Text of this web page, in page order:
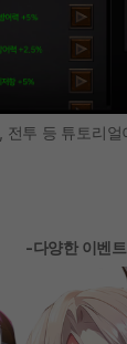
전투 등 튜토리
-다양한 이벤